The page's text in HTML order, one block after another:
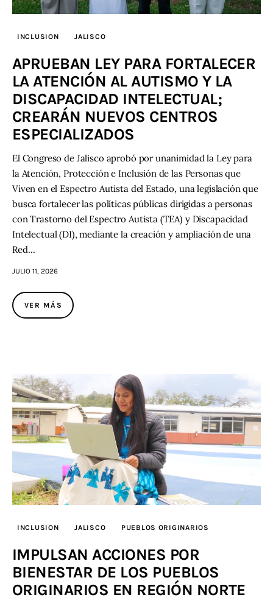
INCLUSION JALISCO
APRUEBAN LEY PARA FORTALECER
LA ATENCIÓN AL AUTISMO Y LA
DISCAPACIDAD INTELECTUAL;
CREARÁN NUEVOS CENTROS
ESPECIALIZADOS
El Congreso de Jalisco aprobó por unanimidad la Ley para
la Atención, Protección e Inclusión de las Personas que
Viven en el Espectro Autista del Estado, una legislación que
busca fortalecer las políticas públicas dirigidas a personas
con Trastorno del Espectro Autista (TEA) y Discapacidad
Intelectual (DI), mediante la creación y ampliación de una
Red…
JULIO 11, 2026
VER MÁS
INCLUSION JALISCO PUEBLOS ORIGINARIOS
IMPULSAN ACCIONES POR
BIENESTAR DE LOS PUEBLOS
ORIGINARIOS EN REGIÓN NORTE